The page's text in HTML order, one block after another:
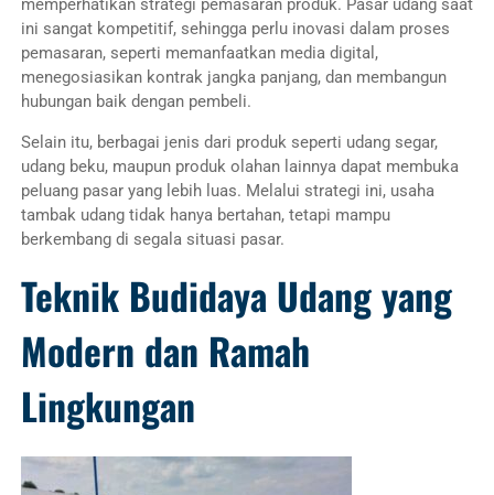
memperhatikan strategi pemasaran produk. Pasar udang saat
ini sangat kompetitif, sehingga perlu inovasi dalam proses
pemasaran, seperti memanfaatkan media digital,
menegosiasikan kontrak jangka panjang, dan membangun
hubungan baik dengan pembeli.
Selain itu, berbagai jenis dari produk seperti udang segar,
udang beku, maupun produk olahan lainnya dapat membuka
peluang pasar yang lebih luas. Melalui strategi ini, usaha
tambak udang tidak hanya bertahan, tetapi mampu
berkembang di segala situasi pasar.
Teknik Budidaya Udang yang
Modern dan Ramah
Lingkungan